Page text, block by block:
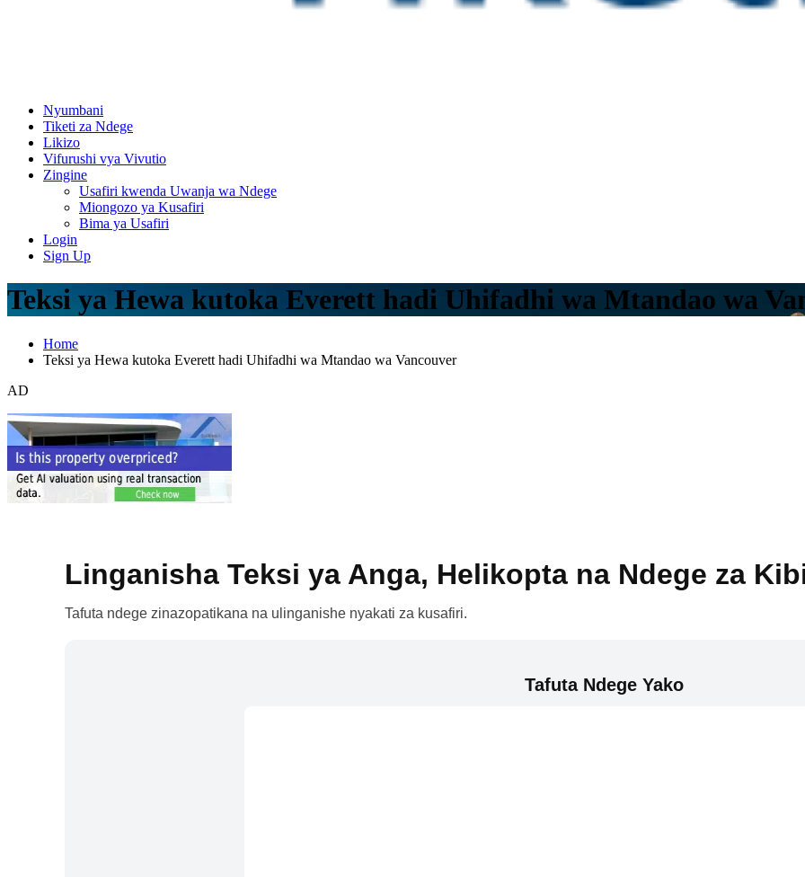
Nyumbani
Tiketi za Ndege
Likizo
Vifurushi vya Vivutio
Zingine
Usafiri kwenda Uwanja wa Ndege
Miongozo ya Kusafiri
Bima ya Usafiri
Login
Sign Up
Teksi ya Hewa kutoka Everett hadi Uhifadhi wa Mtandao wa
Home
Teksi ya Hewa kutoka Everett hadi Uhifadhi wa Mtandao wa Vancouver
AD
Linganisha Teksi ya Anga, Helikopta na Ndege za
Tafuta ndege zinazopatikana na ulinganishe nyakati za kusafiri.
Tafuta Ndege Yako